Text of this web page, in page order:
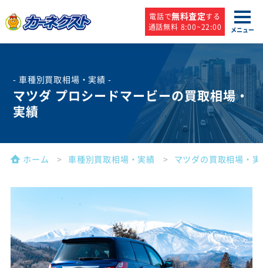
電話で無料査定する
通話無料 8:00~22:00
メニュー
- 車種別買取相場・実績 -
マツダ プロシードマービーの買取相場・
実績
ホーム 車種別買取相場・実績 マツダの買取相場・